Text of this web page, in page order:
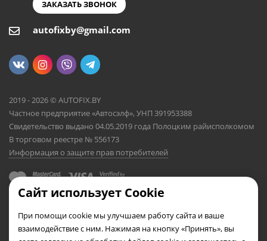
ЗАКАЗАТЬ ЗВОНОК
autofixby@gmail.com
2019 - 2026 © AUTOFIX.BY
Частное предприятие «Автосэлф», УНП 391953388
Свидетельство выдано 04.05.2019 года Полоцким райисполкомом
В торговом реестре № 556173
Информация о защите прав потребителей
Сайт использует Cookie
При помощи cookie мы улучшаем работу сайта и ваше
взаимодействие с ним. Нажимая на кнопку «Принять», вы